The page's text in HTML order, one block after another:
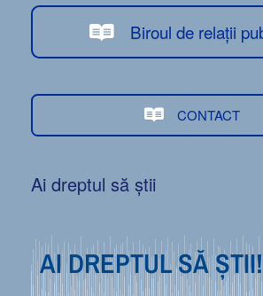
Biroul de relații
CONTACT
Ai dreptul să știi
AI DREPTUL SĂ ȘTII!